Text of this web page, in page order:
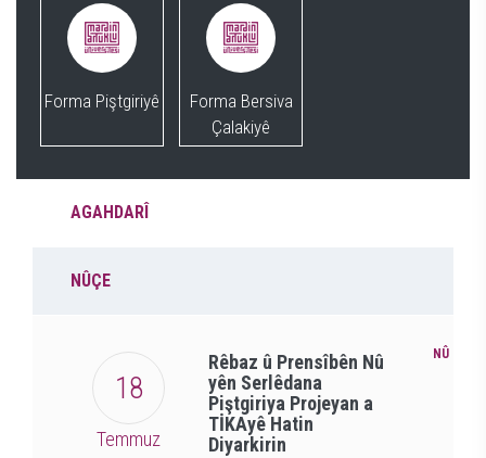
Forma Piştgiriyê
Forma Bersiva
Çalakiyê
AGAHDARÎ
NÛÇE
18
Temmuz
Rêbaz û Prensîbên Nû
yên Serlêdana
Piştgiriya Projeyan a
TİKAyê Hatin
Diyarkirin
NÛ